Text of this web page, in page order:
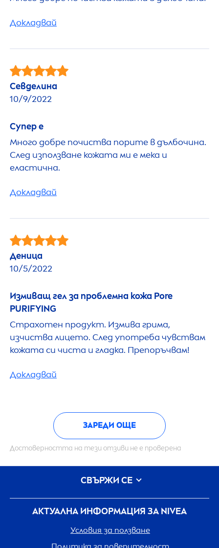
Докладвай
Севделина
10/9/2022
Супер е
Много добре почиства порите в дълбочина.
След използване кожата ми е мека и
еластична.
Докладвай
Деница
10/5/2022
Измиващ гел за проблемна кожа Pore
PURIFYING
Страхотен продукт. Измива грима,
изчиства лицето. След употреба чувствам
кожата си чиста и гладка. Препоръчвам!
Докладвай
ЗАРЕДИ ОЩЕ
Достоверността на тези отзиви не е проверена
АКТУАЛНА ИНФОРМАЦИЯ ЗА NIVEA
Условия за ползване
СВЪРЖИ СЕ